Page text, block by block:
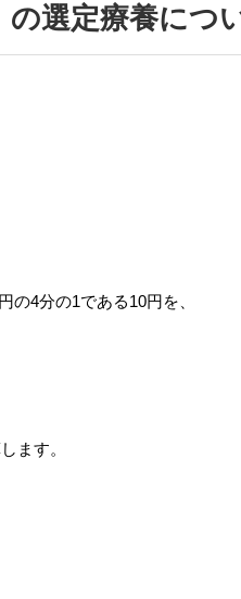
選定療養につ
4分の1である10円を、
ます。